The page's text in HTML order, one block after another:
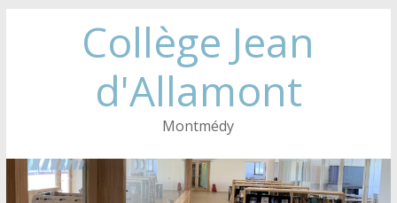
Collège Jean
d'Allamont
Montmédy